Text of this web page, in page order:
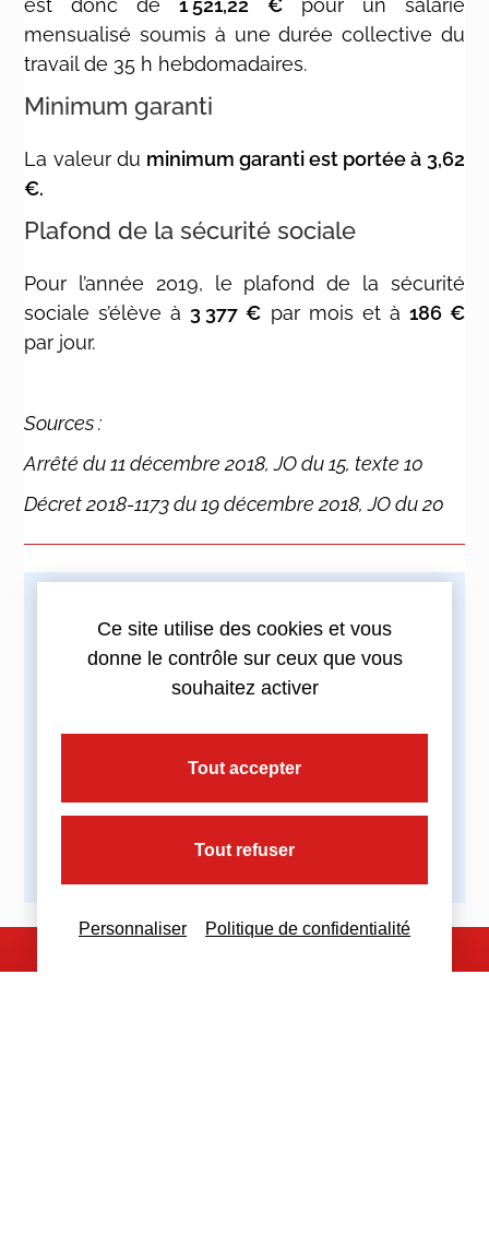
mensualisé soumis à une durée collective du
travail de 35 h hebdomadaires.
Minimum garanti
La valeur du minimum garanti est portée à 3,62
€.
Plafond de la sécurité sociale
Pour l’année 2019, le plafond de la sécurité
sociale s’élève à 3 377 € par mois et à 186 €
par jour.
Sources :
Arrêté du 11 décembre 2018, JO du 15, texte 10
Décret 2018-1173 du 19 décembre 2018, JO du 20
Imprimez cette actualité
Partagez cette actualité :
Ce site utilise des cookies et vous
donne le contrôle sur ceux que vous
souhaitez activer
Tout accepter
Tout refuser
Personnaliser Politique de confidentialité